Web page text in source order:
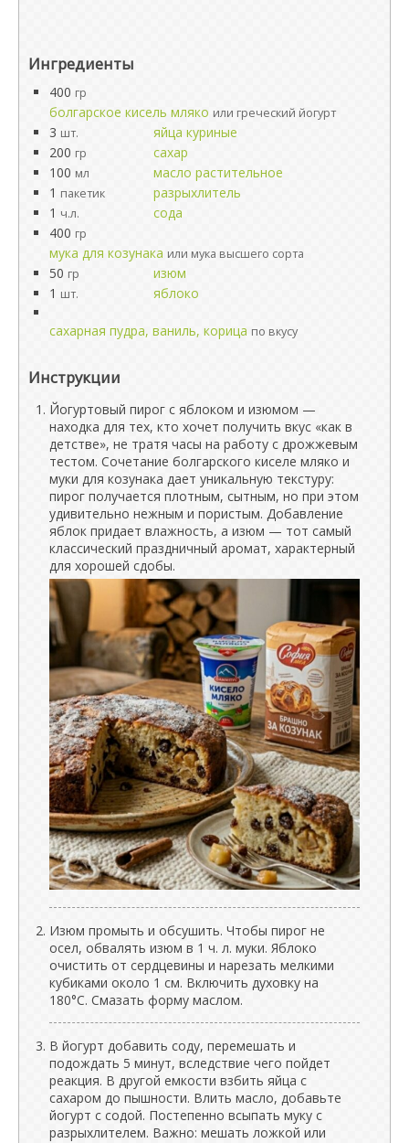
Ингредиенты
400 гр
болгарское кисель мляко или греческий йогурт
3 шт.
яйца куриные
200 гр
сахар
100 мл
масло растительное
1 пакетик
разрыхлитель
1 ч.л.
сода
400 гр
мука для козунака или мука высшего сорта
50 гр
изюм
1 шт. яблоко
сахарная пудра, ваниль, корица по вкусу
Инструкции
Йогуртовый пирог с яблоком и изюмом —
находка для тех, кто хочет получить вкус «как в
детстве», не тратя часы на работу с дрожжевым
тестом. Сочетание болгарского киселе мляко и
муки для козунака дает уникальную текстуру:
пирог получается плотным, сытным, но при этом
удивительно нежным и пористым. Добавление
яблок придает влажность, а изюм — тот самый
классический праздничный аромат, характерный
для хорошей сдобы.
Изюм промыть и обсушить. Чтобы пирог не
осел, обвалять изюм в 1 ч. л. муки. Яблоко
очистить от сердцевины и нарезать мелкими
кубиками около 1 см. Включить духовку на
180°C. Смазать форму маслом.
В йогурт добавить соду, перемешать и
подождать 5 минут, вследствие чего пойдет
реакция. В другой емкости взбить яйца с
сахаром до пышности. Влить масло, добавьте
йогурт с содой. Постепенно всыпать муку с
разрыхлителем. Важно: мешать ложкой или